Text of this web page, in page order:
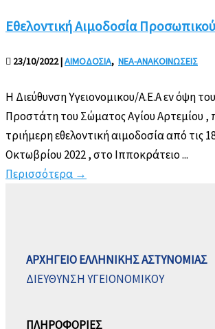
Εθελοντική Αιμοδοσία
23/10/2022|ΑΙΜΟΔΟΣΙΑ, ΝΕΑ-ΑΝΑΚΟΙΝΩΣΕΙΣ
Η Διεύθυνση Υγειονομικου/Α.Ε.Α εν όψη
Προστάτη του Σώματος Αγίου Αρτεμίου
τριήμερη εθελοντική αιμοδοσία από τις
Οκτωβρίου 2022 , στο Ιπποκράτειο ...
Περισσότερα →
ΑΡΧΗΓΕΙΟ ΕΛΛΗΝΙΚΗΣ ΑΣΤΥΝΟΜΙΑΣ
ΔΙΕΥΘΥΝΣΗ ΥΓΕΙΟΝΟΜΙΚΟΥ
ΠΛΗΡΟΦΟΡΙΕΣ